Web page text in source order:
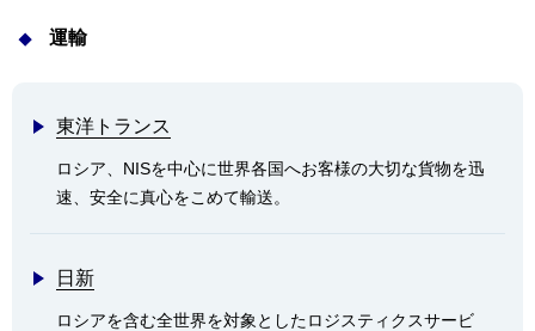
運輸
東洋トランス
ロシア、NISを中心に世界各国へお客様の大切な貨物を迅
速、安全に真心をこめて輸送。
日新
ロシアを含む全世界を対象としたロジスティクスサービ